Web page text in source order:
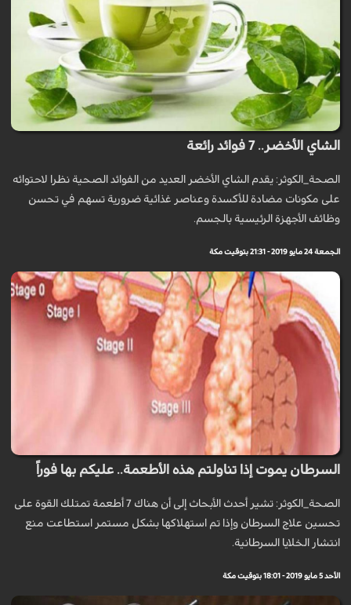
الشاي الأخضر.. 7 فوائد رائعة
الصحة_الكوثر: يقدم الشاي الأخضر العديد من الفوائد الصحية نظرا لاحتوائه
على مكونات مضادة للأكسدة وعناصر غذائية ضرورية تسهم في تحسن
وظائف الأجهزة الرئيسية بالجسم.
الجمعة 24 مايو 2019 - 21:31 بتوقيت مكة
السرطان يموت إذا تناولتم هذه الأطعمة.. عليكم بها فوراً
الصحة_الكوثر: تشير أحدث الأبحاث إلى أن هناك 7 أطعمة تمتلك القوة على
تحسين علاج السرطان وإذا تم استهلاكها بشكل مستمر استطاعت منع
انتشار الخلايا السرطانية.
الأحد 5 مايو 2019 - 18:01 بتوقيت مكة